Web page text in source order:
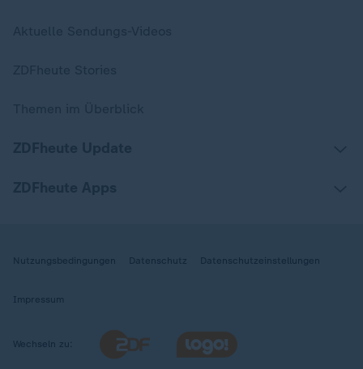
Nutzungsbedingungen Datenschutz Datenschutzeinstellungen
Impressum
Wechseln zu: